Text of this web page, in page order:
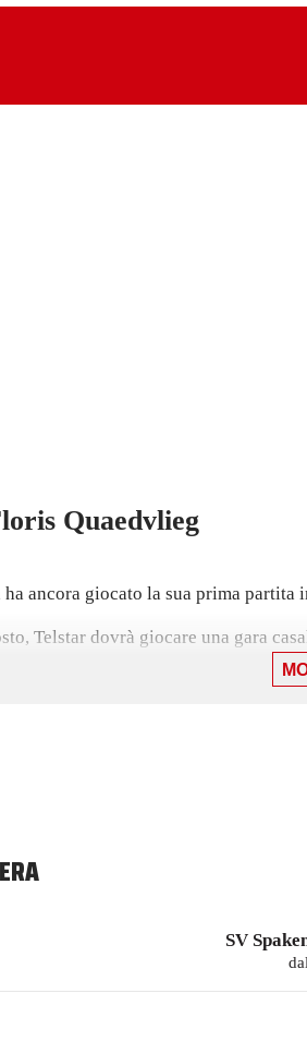
Quaedvlieg
ancora giocato la sua prima
Telstar dovrà giocare una gara
febbraio 2025, mentre prima
SV